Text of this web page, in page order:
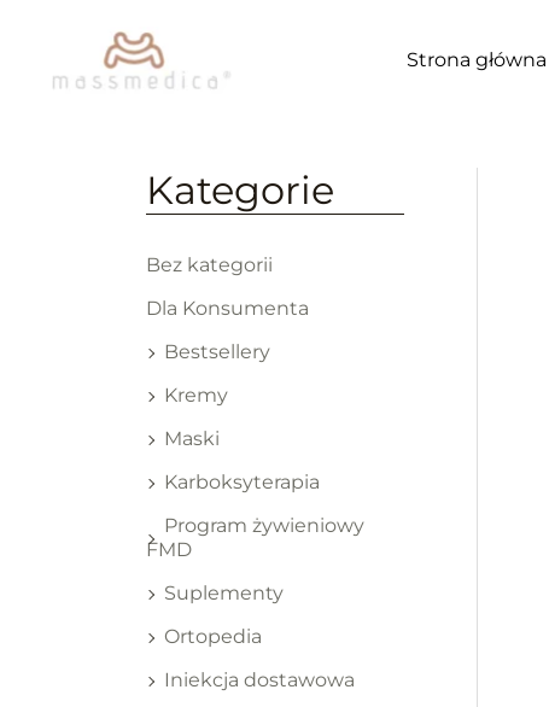
Strona główna
Kategorie
Bez kategorii
Dla Konsumenta
Bestsellery
Kremy
Maski
Karboksyterapia
Program żywieniowy
FMD
Suplementy
Ortopedia
Iniekcja dostawowa